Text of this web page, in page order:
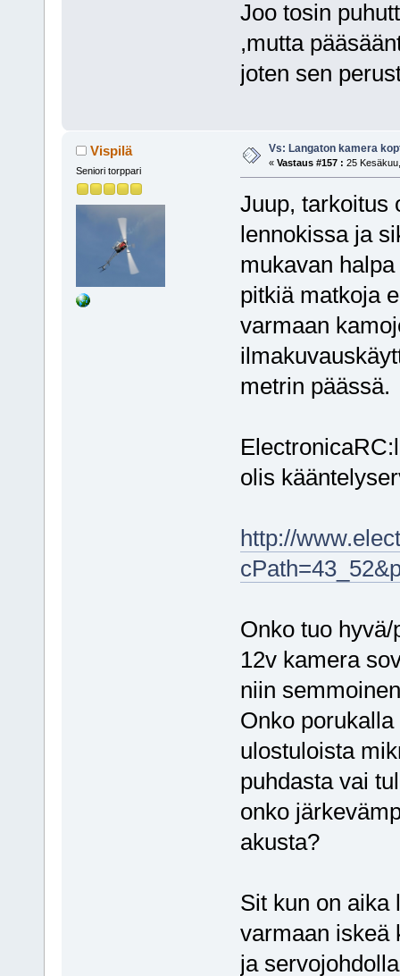
Joo tosin
,mutta
joten sen
Vispilä
Seniori torppari
Vs: Langaton kamera
« Vastaus #157 : 25
Juup, tarkoitus
lennokissa ja
mukavan
pitkiä matkoja
varmaan
metrin päässä.
olis
http://
Onko tuo
12v kamera
niin
Onko
ulostuloista
puhdasta vai
onko
akusta?
Sit kun on aika
varmaan iskeä
ja